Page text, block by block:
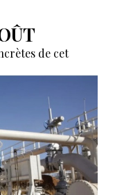
de cet